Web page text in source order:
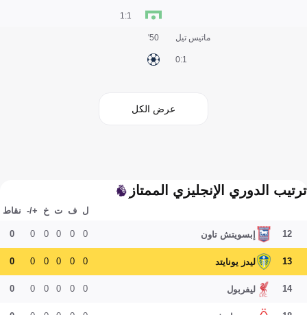
1:1
ماتيس تيل
1:0
50'
عرض الكل
ترتيب الدوري الإنجليزي الممتاز
ل ف ت خ +/- نقاط
12 إبسويتش تاون 0
0
0
0
0
0
13 ليدز يونايتد 0
0
0
0
0
0
14 ليفربول 0
0
0
0
0
0